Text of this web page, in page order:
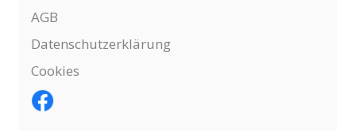
AGB
Datenschutzerklärung
Cookies